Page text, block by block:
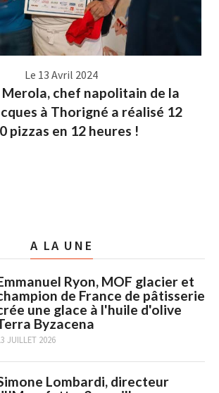
Le 13 Avril 2024
Merola, chef napolitain de la
à Thorigné a réalisé 12
pizzas en 12 heures !
A LA UNE
Ryon, MOF glacier et
de France de pâtisserie
une glace à l'huile d'olive
Byzacena
JUILLET 2026
Lombardi, directeur